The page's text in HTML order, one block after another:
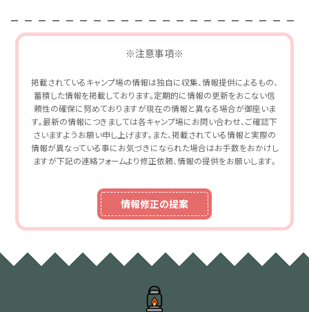
※注意事項※
掲載されているキャンプ場の情報は独自に収集、情報提供によるもの、
蓄積した情報を掲載しております。定期的に情報の更新をおこない信
頼性の確保に努めておりますが現在の情報と異なる場合が御座いま
す。最新の情報につきましては各キャンプ場にお問い合わせ、ご確認下
さいますようお願い申し上げます。また、掲載されている情報と実際の
情報が異なっている事にお気づきになられた場合はお手数をおかけし
ますが下記の連絡フォームより修正依頼、情報の提供をお願いします。
情報修正の提案